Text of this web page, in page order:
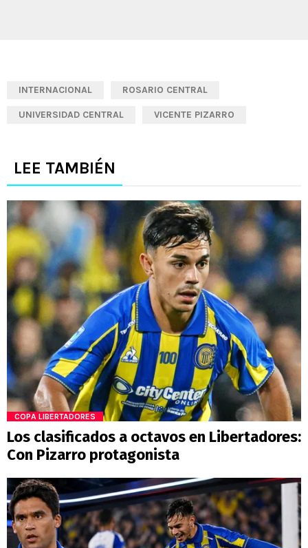
INTERNACIONAL ROSARIO CENTRAL
UNIVERSIDAD CENTRAL VICENTE PIZARRO
LEE TAMBIÉN
COPA LIBERTADORES
Los clasificados a octavos en Libertadores:
Con Pizarro protagonista